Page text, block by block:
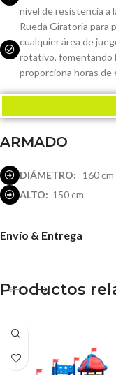
nivel de resistencia a
Rueda Giratoria para
cualquier área de
rotativo, fomentando
proporciona horas
ARMADO
DIÁMETRO: 160 cm
ALTO: 150 cm
Envío & Entrega
Productos